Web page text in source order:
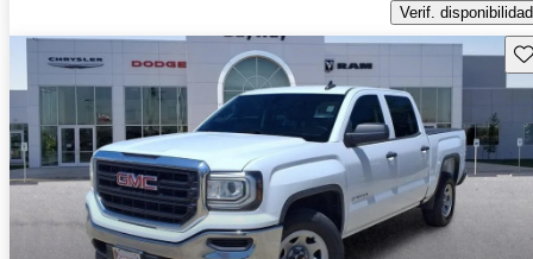
Verif. disponibilidad